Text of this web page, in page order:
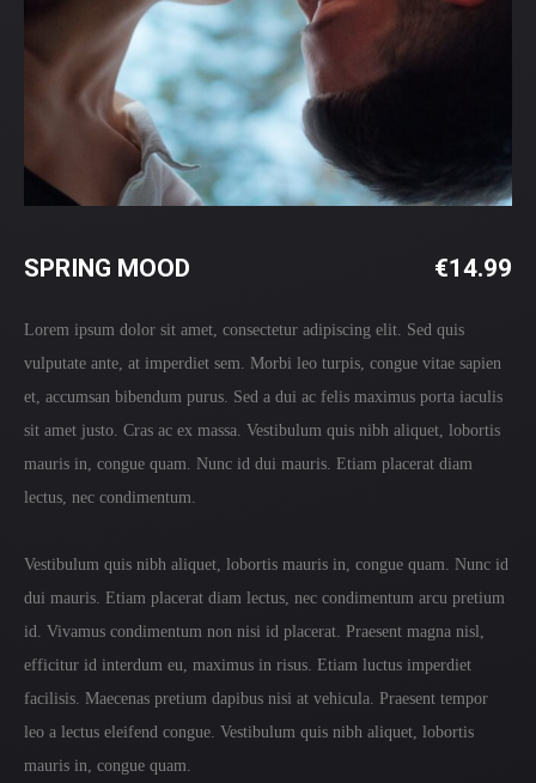
SPRING MOOD €14.99
Lorem ipsum dolor sit amet, consectetur adipiscing elit. Sed quis
vulputate ante, at imperdiet sem. Morbi leo turpis, congue vitae sapien
et, accumsan bibendum purus. Sed a dui ac felis maximus porta iaculis
sit amet justo. Cras ac ex massa. Vestibulum quis nibh aliquet, lobortis
mauris in, congue quam. Nunc id dui mauris. Etiam placerat diam
lectus, nec condimentum.
Vestibulum quis nibh aliquet, lobortis mauris in, congue quam. Nunc id
dui mauris. Etiam placerat diam lectus, nec condimentum arcu pretium
id. Vivamus condimentum non nisi id placerat. Praesent magna nisl,
efficitur id interdum eu, maximus in risus. Etiam luctus imperdiet
facilisis. Maecenas pretium dapibus nisi at vehicula. Praesent tempor
leo a lectus eleifend congue. Vestibulum quis nibh aliquet, lobortis
mauris in, congue quam.